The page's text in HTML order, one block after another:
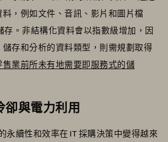
，例如文件、音訊、影片和圖片檔
存。非結構化資料會以指數級增加，因
存和分析的資料類型，則需規劃取得
售業前所未有地需要即服務式的儲
卻與電力利用
永續性和效率在 IT 採購決策中變得越來